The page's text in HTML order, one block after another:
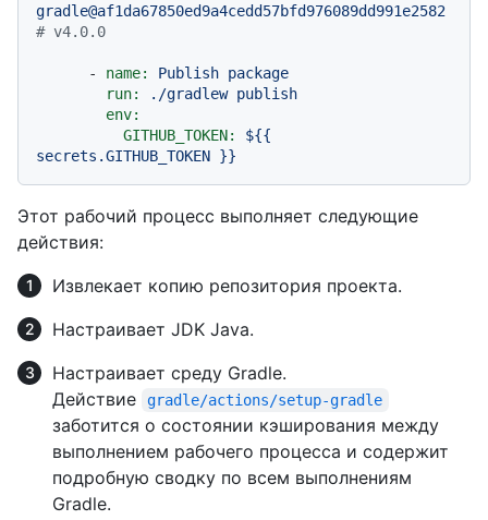
gradle@af1da67850ed9a4cedd57bfd976089dd991e2582
# v4.0.0
- name: Publish package
run:
./gradlew publish
env:
GITHUB_TOKEN:
${{
secrets.GITHUB_TOKEN }}
Этот рабочий процесс выполняет следующие
действия:
Извлекает копию репозитория проекта.
Настраивает JDK Java.
Настраивает среду Gradle.
Действие
gradle/actions/setup-gradle
заботится о состоянии кэширования между
выполнением рабочего процесса и содержит
подробную сводку по всем выполнениям
Gradle.